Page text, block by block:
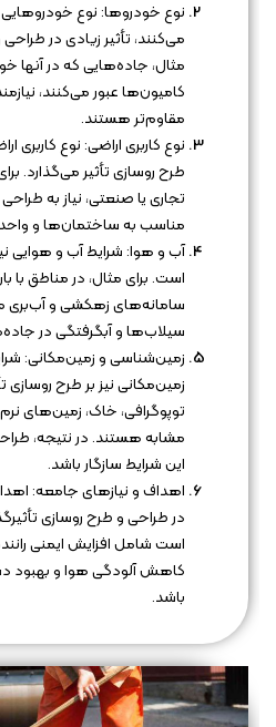
نوع خودروها: نوع
می‌کنند، تأثیر زیادی در
مثال، جاده‌هایی که در آنها
کامیون‌ها عبور می‌کنند،
مقاوم‌تر هستند.
نوع کاربری اراضی: نوع کاربری
طرح روسازی تأثیر می‌گذارد.
تجاری یا صنعتی، نیاز به
مناسب به ساختمان‌ها و
آب و هوا: شرایط آب و هوایی
است. برای مثال، در مناطق با
سامانه‌های زهکشی و آب‌بری
سیلاب‌ها و آبگرفتگی در
زمین‌شناسی و زمین‌مکانی:
زمین‌مکانی نیز بر طرح روسازی
توپوگرافی، خاک، زمین‌های
مشابه هستند. در نتیجه،
این شرایط سازگار باشد.
اهداف و نیازهای جامعه:
در طراحی و طرح روسازی
است شامل افزایش ایمنی
کاهش آلودگی هوا و بهبود
باشد.